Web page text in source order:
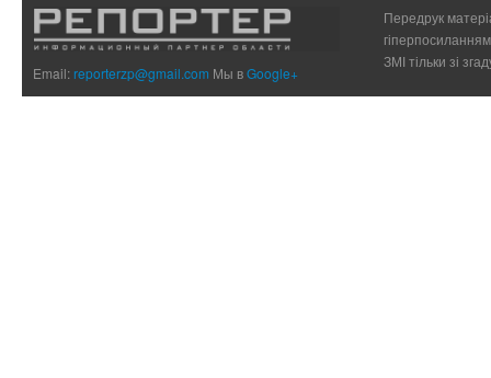
Email:reporterzp@gmail.com Мы вGoogle+
Передрук
ЗМІ тільки зі